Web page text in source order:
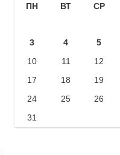
ПН ВТ СР
3
4 5
10
11 12
17
18 19
24
25 26
31